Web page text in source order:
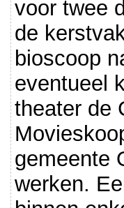
voor twee
de
bioscoop
eventueel
theater de
gemeente
werken.